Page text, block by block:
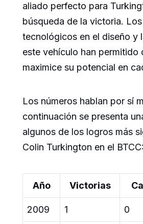
aliado perfecto para
búsqueda de la victoria.
tecnológicos en el diseño y
este vehículo han permitido
maximice su potencial en
Los números hablan por sí
continuación se presenta
algunos de los logros más
Colin Turkington en el BTCC:
Año Victorias
2009 1 0